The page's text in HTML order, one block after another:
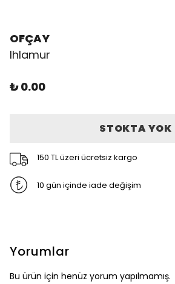
OFÇAY
Ihlamur
₺ 0.00
STOKTA YOK
150 TL üzeri ücretsiz kargo
10 gün içinde iade değişim
Yorumlar
Bu ürün için henüz yorum yapılmamış.